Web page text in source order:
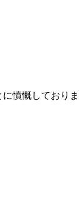
憤慨しておりま